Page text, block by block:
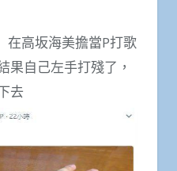
在高坂海美擔當P打歌
果自己左手打殘了，
去